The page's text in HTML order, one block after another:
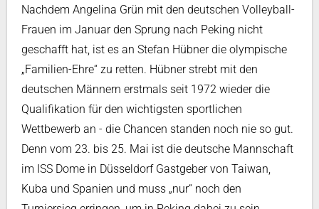
Nachdem Angelina Grün mit den deutschen Volleyball-
Frauen im Januar den Sprung nach Peking nicht
geschafft hat, ist es an Stefan Hübner die olympische
„Familien-Ehre“ zu retten. Hübner strebt mit den
deutschen Männern erstmals seit 1972 wieder die
Qualifikation für den wichtigsten sportlichen
Wettbewerb an - die Chancen standen noch nie so gut.
Denn vom 23. bis 25. Mai ist die deutsche Mannschaft
im ISS Dome in Düsseldorf Gastgeber von Taiwan,
Kuba und Spanien und muss „nur“ noch den